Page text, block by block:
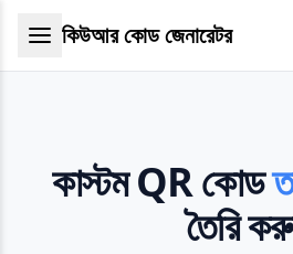
কিউআর কোড জেনারেটর
কাস্টম QR কোড
তৈরি